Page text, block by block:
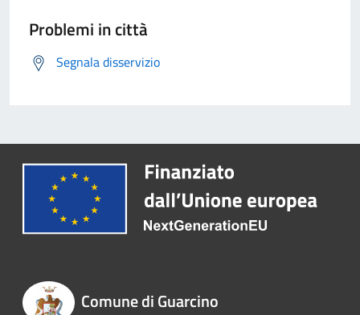
Problemi in città
Segnala disservizio
Comune di Guarcino